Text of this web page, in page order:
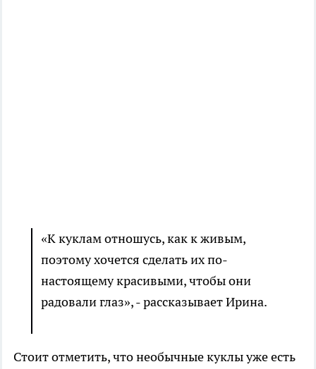
«К куклам отношусь, как к живым,
поэтому хочется сделать их по-
настоящему красивыми, чтобы они
радовали глаз», - рассказывает Ирина.
Стоит отметить, что необычные куклы уже есть